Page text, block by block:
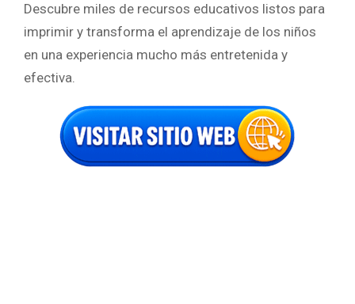
Descubre miles de recursos educativos listos para
imprimir y transforma el aprendizaje de los niños
en una experiencia mucho más entretenida y
efectiva.